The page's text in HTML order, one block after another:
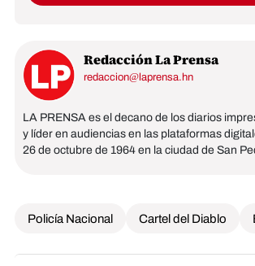
Redacción La Prensa
redaccion@laprensa.hn
LA PRENSA es el decano de los diarios
y líder en audiencias en las plataformas
26 de octubre de 1964 en la ciudad de San
Policía Nacional Cartel del Diablo